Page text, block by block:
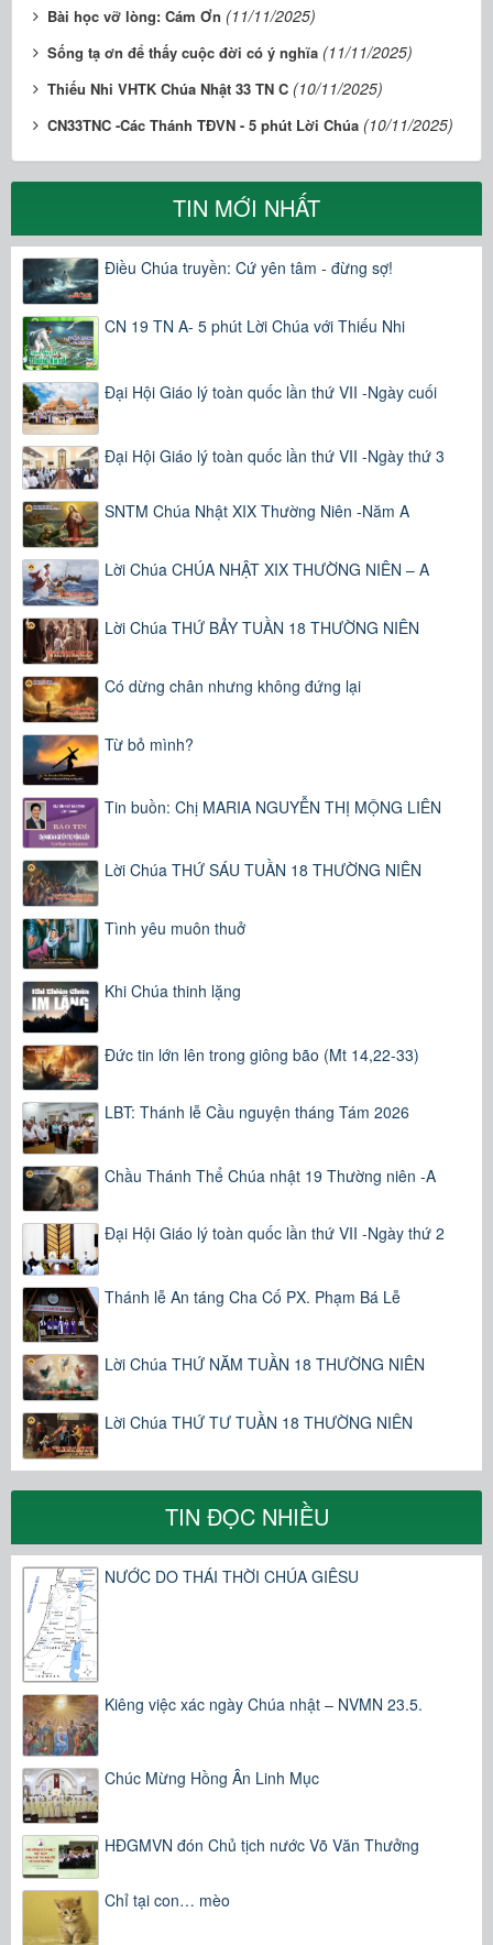
Bài học vỡ lòng: Cám Ơn (11/11/2025)
Sống tạ ơn để thấy cuộc đời có ý nghĩa (11/11/2025)
Thiếu Nhi VHTK Chúa Nhật 33 TN C (10/11/2025)
CN33TNC -Các Thánh TĐVN - 5 phút Lời Chúa (10/11/2025)
TIN MỚI NHẤT
Điều Chúa truyền: Cứ yên tâm - đừng sợ!
CN 19 TN A- 5 phút Lời Chúa với Thiếu Nhi
Đại Hội Giáo lý toàn quốc lần thứ VII -Ngày cuối
Đại Hội Giáo lý toàn quốc lần thứ VII -Ngày thứ 3
SNTM Chúa Nhật XIX Thường Niên -Năm A
Lời Chúa CHÚA NHẬT XIX THƯỜNG NIÊN – A
Lời Chúa THỨ BẢY TUẦN 18 THƯỜNG NIÊN
Có dừng chân nhưng không đứng lại
Từ bỏ mình?
Tin buồn: Chị MARIA NGUYỄN THỊ MỘNG LIÊN
Lời Chúa THỨ SÁU TUẦN 18 THƯỜNG NIÊN
Tình yêu muôn thuở
Khi Chúa thinh lặng
Đức tin lớn lên trong giông bão (Mt 14,22-33)
LBT: Thánh lễ Cầu nguyện tháng Tám 2026
Chầu Thánh Thể Chúa nhật 19 Thường niên -A
Đại Hội Giáo lý toàn quốc lần thứ VII -Ngày thứ 2
Thánh lễ An táng Cha Cố PX. Phạm Bá Lễ
Lời Chúa THỨ NĂM TUẦN 18 THƯỜNG NIÊN
Lời Chúa THỨ TƯ TUẦN 18 THƯỜNG NIÊN
TIN ĐỌC NHIỀU
NƯỚC DO THÁI THỜI CHÚA GIÊSU
Kiêng việc xác ngày Chúa nhật – NVMN 23.5.
Chúc Mừng Hồng Ân Linh Mục
HĐGMVN đón Chủ tịch nước Võ Văn Thưởng
Chỉ tại con… mèo